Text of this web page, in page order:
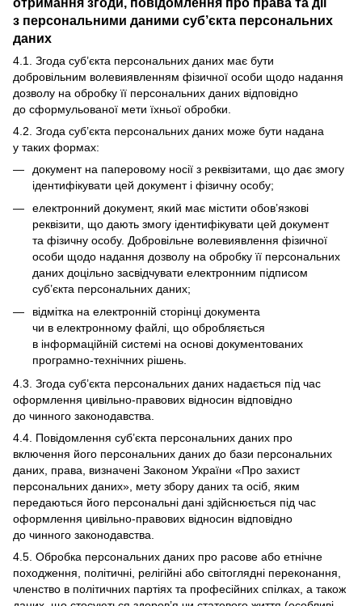
з персональними даними суб’єкта персональних
даних
4.1. Згода суб’єкта персональних даних має бути
добровільним волевиявленням фізичної особи щодо надання
дозволу на обробку її персональних даних відповідно
до сформульованої мети їхньої обробки.
4.2. Згода суб’єкта персональних даних може бути надана
у таких формах:
документ на паперовому носії з реквізитами, що дає змогу
ідентифікувати цей документ і фізичну особу;
електронний документ, який має містити обов’язкові
реквізити, що дають змогу ідентифікувати цей документ
та фізичну особу. Добровільне волевиявлення фізичної
особи щодо надання дозволу на обробку її персональних
даних доцільно засвідчувати електронним підписом
суб’єкта персональних даних;
відмітка на електронній сторінці документа
чи в електронному файлі, що обробляється
в інформаційній системі на основі документованих
програмно-технічних рішень.
4.3. Згода суб’єкта персональних даних надається під час
оформлення цивільно-правових відносин відповідно
до чинного законодавства.
4.4. Повідомлення суб’єкта персональних даних про
включення його персональних даних до бази персональних
даних, права, визначені Законом України «Про захист
персональних даних», мету збору даних та осіб, яким
передаються його персональні дані здійснюється під час
оформлення цивільно-правових відносин відповідно
до чинного законодавства.
4.5. Обробка персональних даних про расове або етнічне
походження, політичні, релігійні або світоглядні переконання,
членство в політичних партіях та професійних спілках, а також